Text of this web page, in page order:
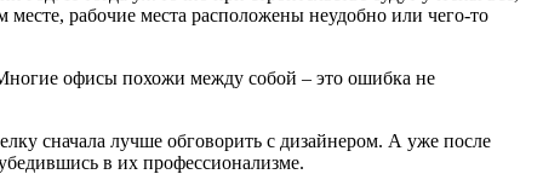
рабочие места расположены неудобно или чего-то
офисы похожи между собой – это ошибка не
сначала лучше обговорить с дизайнером. А уже после
в их профессионализме.